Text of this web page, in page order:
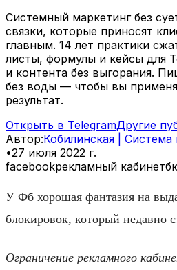
Системный маркетинг без
связки, которые приносят
главным. 14 лет практики
листы, формулы и кейсы для
и контента без выгорания.
без воды — чтобы вы
результат.
Открыть в TelegramДругие
Автор:Кобилинская |
•27 июля 2022 г.
facebookрекламный кабинет
У Фб хорошая фантазия на
блокировок, который недавно
Ограничение рекламного